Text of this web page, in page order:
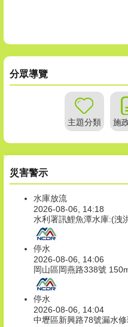
分眾導覽
主題分類 施
災害警示
水庫放流
2026-08-06, 14:18
水利署訊鯉魚潭水庫:(洩
停水
2026-08-06, 14:06
岡山區岡燕路338號
停水
2026-08-06, 14:04
中壢區新興路78號漏水修